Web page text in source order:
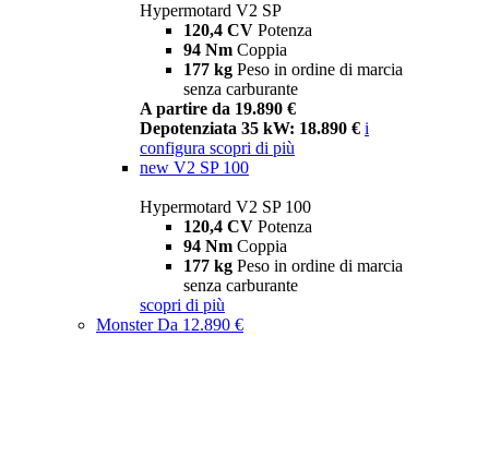
Hypermotard V2 SP
120,4 CV Potenza
94 Nm Coppia
177 kg Peso in ordine di marcia
senza carburante
A partire da 19.890 €
Depotenziata 35 kW: 18.890 € i
configura scopri di più
new V2 SP 100
Hypermotard V2 SP 100
120,4 CV Potenza
94 Nm Coppia
177 kg Peso in ordine di marcia
senza carburante
scopri di più
MonsterDa 12.890 €